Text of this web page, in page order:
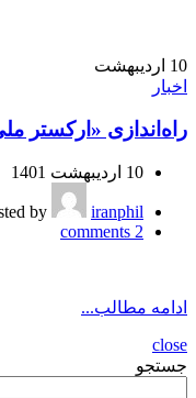
10 اردیبهشت
اخبار
راه‌اندازی «ارکستر
10 اردیبهشت 1401
by
iranphil
2
comments
ادامه مطالب...
close
جستجو